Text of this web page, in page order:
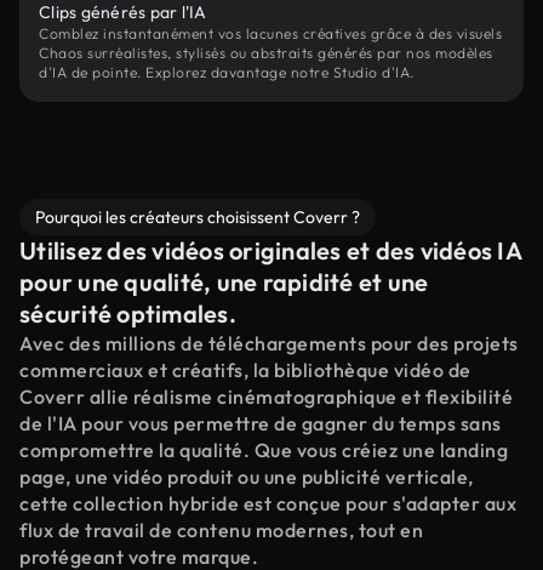
Clips générés par l'IA
Comblez instantanément vos lacunes créatives grâce à des visuels
Chaos surréalistes, stylisés ou abstraits générés par nos modèles
d'IA de pointe. Explorez davantage notre Studio d'IA.
Pourquoi les créateurs choisissent Coverr ?
Utilisez des vidéos originales et des vidéos IA
pour une qualité, une rapidité et une
sécurité optimales.
Avec des millions de téléchargements pour des projets
commerciaux et créatifs, la bibliothèque vidéo de
Coverr allie réalisme cinématographique et flexibilité
de l'IA pour vous permettre de gagner du temps sans
compromettre la qualité. Que vous créiez une landing
page, une vidéo produit ou une publicité verticale,
cette collection hybride est conçue pour s'adapter aux
flux de travail de contenu modernes, tout en
protégeant votre marque.